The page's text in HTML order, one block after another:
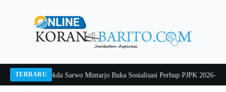
TERBARU
2026Pj Sekda Sarwo Mintarjo Buka Sosialisasi Perbup PJPK 2026–2030